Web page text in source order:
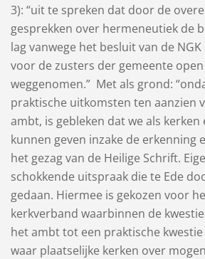
3): “uit te spreken dat door de
gesprekken over hermeneutiek de
lag vanwege het besluit van de
voor de zusters der gemeente
weggenomen.” Met als grond:
praktische uitkomsten ten aanzien
ambt, is gebleken dat we als
kunnen geven inzake de erkenning
het gezag van de Heilige Schrift.
schokkende uitspraak die te Ede
gedaan. Hiermee is gekozen voor
kerkverband waarbinnen de
het ambt tot een praktische
waar plaatselijke kerken over